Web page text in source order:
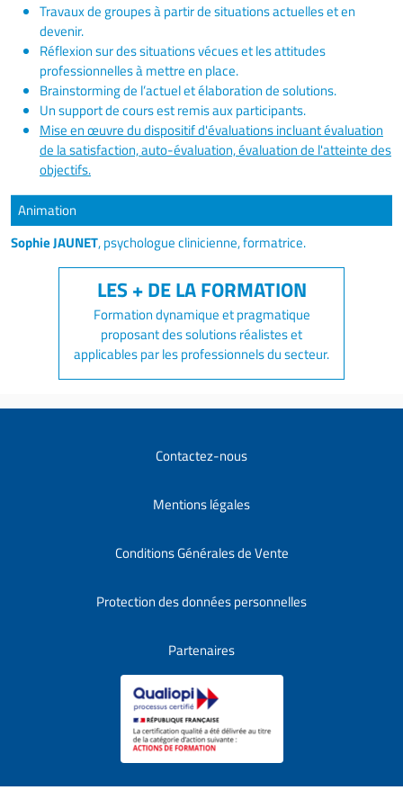
Travaux de groupes à partir de situations actuelles et en
devenir.
Réflexion sur des situations vécues et les attitudes
professionnelles à mettre en place.
Brainstorming de l’actuel et élaboration de solutions.
Un support de cours est remis aux participants.
Mise en œuvre du dispositif d'évaluations incluant évaluation
de la satisfaction, auto-évaluation, évaluation de l'atteinte des
objectifs.
Animation
Sophie JAUNET, psychologue clinicienne, formatrice.
Formation dynamique et pragmatique
proposant des solutions réalistes et
applicables par les professionnels du secteur.
Contactez-nous
Mentions légales
Conditions Générales de Vente
Protection des données personnelles
Partenaires